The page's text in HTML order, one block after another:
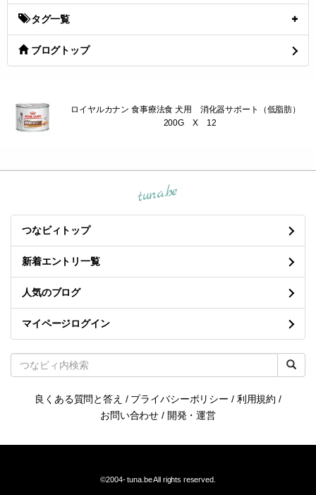
タグ一覧
ブログトップ
ロイヤルカナン 食事療法食 犬用 消化器サポート（低脂肪）
200G X 12
tuna.be
つなビィトップ
新着エントリ一覧
人気のブログ
マイページログイン
良くある質問と答え / プライバシーポリシー / 利用規約 /
お問い合わせ / 開発・運営
©2004-tuna.beAll rights reserved.